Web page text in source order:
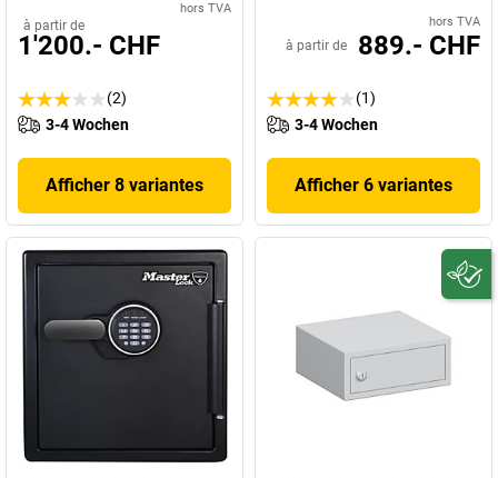
hors TVA
à partir de
1'200.- CHF
(2)
3-4 Wochen
Afficher 8 variantes
hors TVA
à partir de 889.- CHF
(1)
3-4 Wochen
Afficher 6 variantes